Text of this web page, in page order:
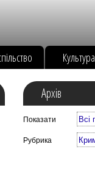
Культура
Архів
Показати
Рубрика